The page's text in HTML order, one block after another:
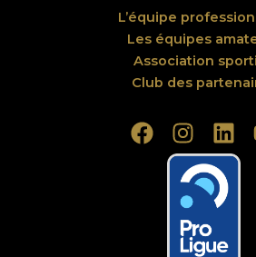
L’équipe
Les équipes
Association
Club des